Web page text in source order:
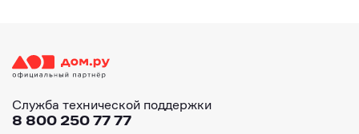
Служба технической поддержки
8 800 250 77 77